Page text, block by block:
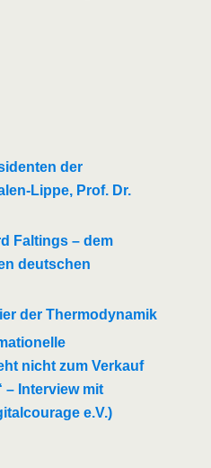
der
Lippe, Prof. Dr.
Faltings – dem
deutschen
der Thermodynamik
nicht zum Verkauf
– Interview mit
e.V.)